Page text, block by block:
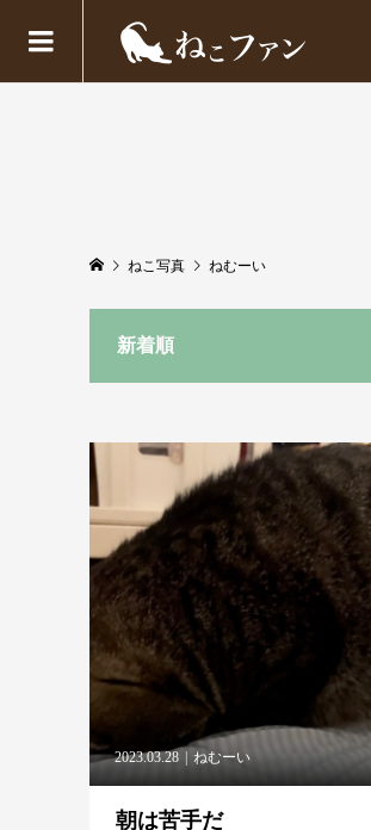
ねこ写真 ねむーい
新着順
2023.03.28 ねむーい
朝は苦手だ